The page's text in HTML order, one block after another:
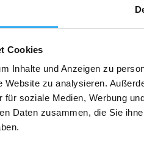
Cookies
Inhalte und Anzeigen zu
Website zu analysieren.
für soziale Medien, Werbung
Daten zusammen, die Sie
Am Bahnhof Neuhof, 16792